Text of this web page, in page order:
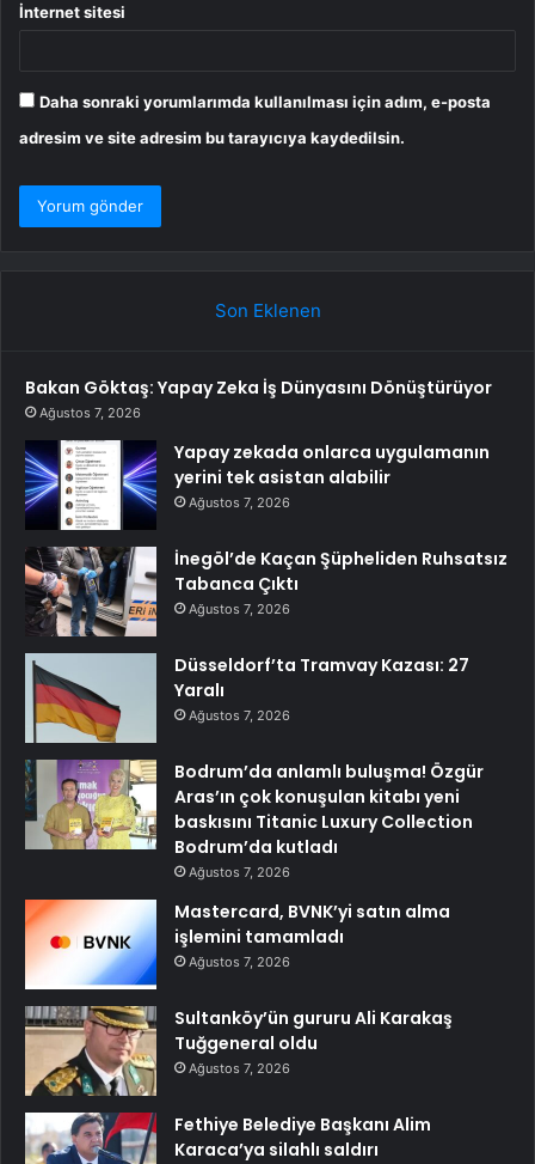
İnternet sitesi
Daha sonraki yorumlarımda kullanılması için adım, e-posta
adresim ve site adresim bu tarayıcıya kaydedilsin.
Son Eklenen
Bakan Göktaş: Yapay Zeka İş Dünyasını Dönüştürüyor
Ağustos 7, 2026
Yapay zekada onlarca uygulamanın
yerini tek asistan alabilir
Ağustos 7, 2026
İnegöl’de Kaçan Şüpheliden Ruhsatsız
Tabanca Çıktı
Ağustos 7, 2026
Düsseldorf’ta Tramvay Kazası: 27
Yaralı
Ağustos 7, 2026
Bodrum’da anlamlı buluşma! Özgür
Aras’ın çok konuşulan kitabı yeni
baskısını Titanic Luxury Collection
Bodrum’da kutladı
Ağustos 7, 2026
Mastercard, BVNK’yi satın alma
işlemini tamamladı
Ağustos 7, 2026
Sultanköy’ün gururu Ali Karakaş
Tuğgeneral oldu
Ağustos 7, 2026
Fethiye Belediye Başkanı Alim
Karaca’ya silahlı saldırı